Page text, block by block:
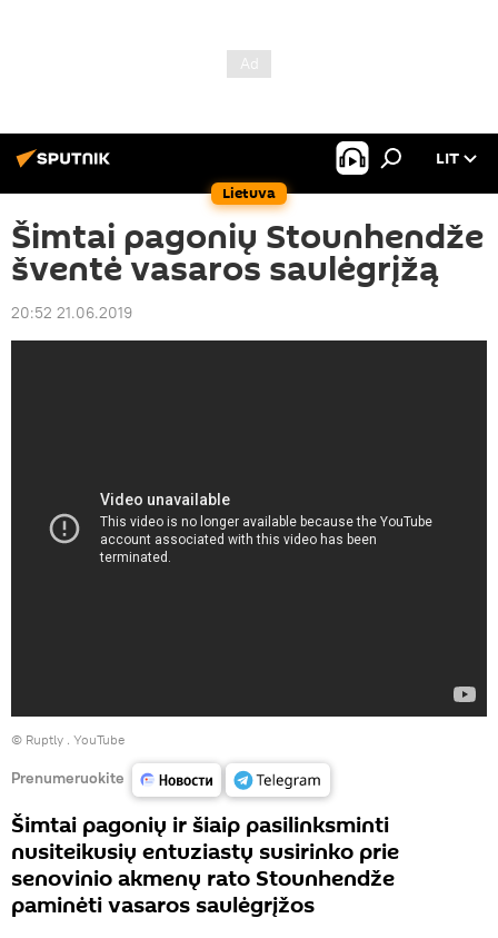
Lietuva
LIT
Šimtai pagonių Stounhendže
šventė vasaros saulėgrįžą
20:52 21.06.2019
© Ruptly . YouTube
Prenumeruokite
Šimtai pagonių ir šiaip pasilinksminti
nusiteikusių entuziastų susirinko prie
senovinio akmenų rato Stounhendže
paminėti vasaros saulėgrįžos